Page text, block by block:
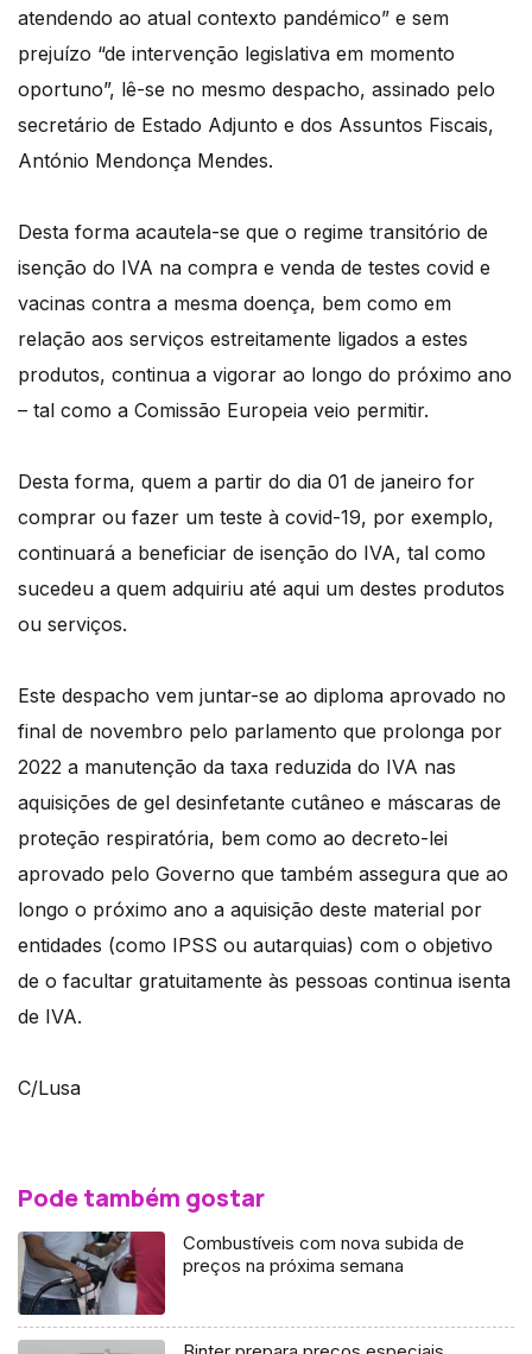
atendendo ao atual contexto pandémico” e sem
prejuízo “de intervenção legislativa em momento
oportuno”, lê-se no mesmo despacho, assinado pelo
secretário de Estado Adjunto e dos Assuntos Fiscais,
António Mendonça Mendes.
Desta forma acautela-se que o regime transitório de
isenção do IVA na compra e venda de testes covid e
vacinas contra a mesma doença, bem como em
relação aos serviços estreitamente ligados a estes
produtos, continua a vigorar ao longo do próximo ano
– tal como a Comissão Europeia veio permitir.
Desta forma, quem a partir do dia 01 de janeiro for
comprar ou fazer um teste à covid-19, por exemplo,
continuará a beneficiar de isenção do IVA, tal como
sucedeu a quem adquiriu até aqui um destes produtos
ou serviços.
Este despacho vem juntar-se ao diploma aprovado no
final de novembro pelo parlamento que prolonga por
2022 a manutenção da taxa reduzida do IVA nas
aquisições de gel desinfetante cutâneo e máscaras de
proteção respiratória, bem como ao decreto-lei
aprovado pelo Governo que também assegura que ao
longo o próximo ano a aquisição deste material por
entidades (como IPSS ou autarquias) com o objetivo
de o facultar gratuitamente às pessoas continua isenta
de IVA.
C/Lusa
Pode também gostar
Combustíveis com nova subida de
preços na próxima semana